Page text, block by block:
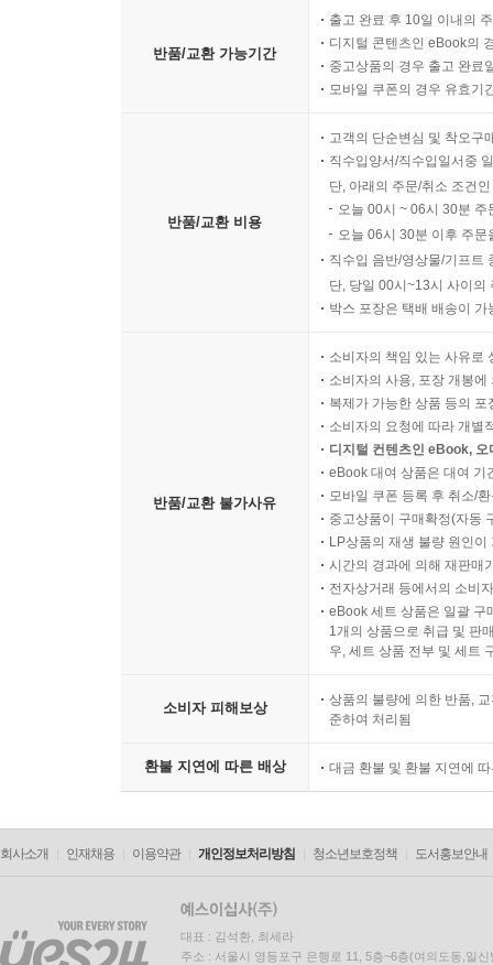
반품/교환 가능기간
출고 완료 후 10일 이내의
디지털 콘텐츠인 eBook의
중고상품의 경우 출고 완료
모바일 쿠폰의 경우 유효기
반품/교환 비용
고객의 단순변심 및 착오구
직수입양서/직수입일서중
단, 아래의 주문/취소 조건
오늘 00시 ~ 06시 30분
오늘 06시 30분 이후 주
직수입 음반/영상물/기프트
단, 당일 00시~13시 사이의
박스 포장은 택배 배송이
반품/교환 불가사유
소비자의 책임 있는 사유로
소비자의 사용, 포장 개봉
복제가 가능한 상품 등의
소비자의 요청에 따라 개별
디지털 컨텐츠인 eBook,
eBook 대여 상품은 대여 기
모바일 쿠폰 등록 후 취소/
중고상품이 구매확정(자동
LP상품의 재생 불량 원인
시간의 경과에 의해 재판매
전자상거래 등에서의 소비
eBook 세트 상품은 일괄 구
1개의 상품으로 취급 및 판
우, 세트 상품 전부 및 세트
소비자 피해보상
상품의 불량에 의한 반품,
준하여 처리됨
환불 지연에 따른 배상 대금 환불 및 환불 지연에
회사소개 인재채용 이용약관 개인정보처리방침 청소년보호정책 도서홍보안내
대표 : 김석환, 최세라
주소 : 서울시 영등포구 은행로 11, 5층~6층(여의도동,일신